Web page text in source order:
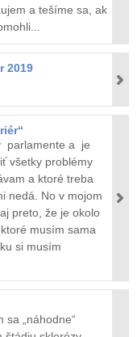
a tešíme sa, ak
2019
parlamente a je
všetky problémy
a ktoré treba
nedá. No v mojom
preto, že je okolo
musím sama
si musím
sa „náhodne“